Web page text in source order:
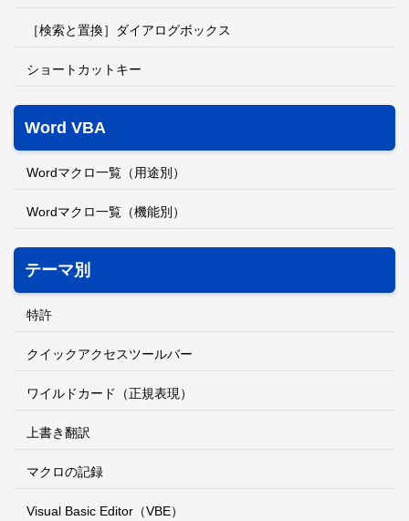
［検索と置換］ダイアログボックス
ショートカットキー
Word VBA
Wordマクロ一覧（用途別）
Wordマクロ一覧（機能別）
テーマ別
特許
クイックアクセスツールバー
ワイルドカード（正規表現）
上書き翻訳
マクロの記録
Visual Basic Editor（VBE）